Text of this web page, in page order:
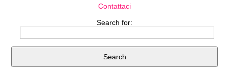
Contattaci
Search for: